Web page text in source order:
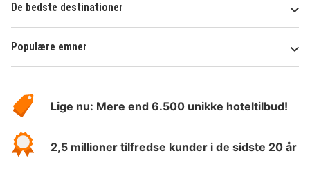
De bedste destinationer
Populære emner
HotelSpecials
Lige nu: Mere end 6.500 unikke hoteltilbud!
2,5 millioner tilfredse kunder i de sidste 20 år